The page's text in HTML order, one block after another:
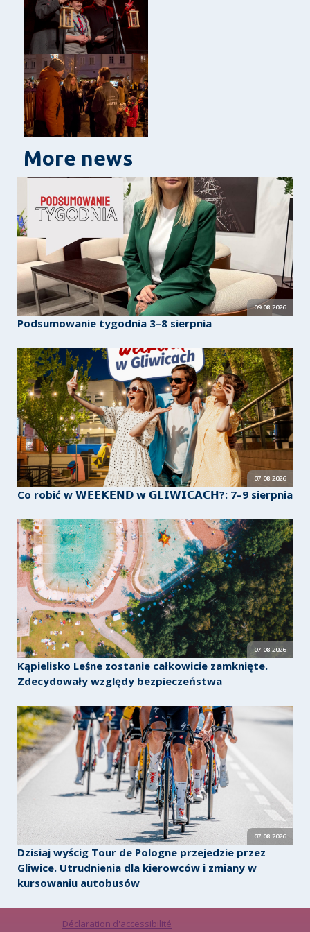
More news
09.08.2026
Podsumowanie tygodnia 3–8 sierpnia
07.08.2026
Co robić w 𝗪𝗘𝗘𝗞𝗘𝗡𝗗 𝘄 𝗚𝗟𝗜𝗪𝗜𝗖𝗔𝗖𝗛?: 7–9 sierpnia
07.08.2026
Kąpielisko Leśne zostanie całkowicie zamknięte.
Zdecydowały względy bezpieczeństwa
07.08.2026
Dzisiaj wyścig Tour de Pologne przejedzie przez
Gliwice. Utrudnienia dla kierowców i zmiany w
kursowaniu autobusów
Déclaration d'accessibilité